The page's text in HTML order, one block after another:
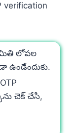
లోపల
ఉండేందుకు.
చెక్ చేసి,